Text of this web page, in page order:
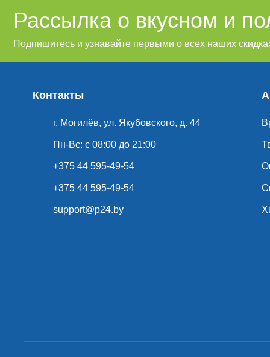
Рассылка о вкусном и
Подпишитесь и узнавайте первыми о всех наших
Контакты
г. Могилёв, ул. Якубовского, д. 44
Пн-Вс: с 08:00 до 21:00
+375 44 595-49-54
+375 44 595-49-54
support@p24.by